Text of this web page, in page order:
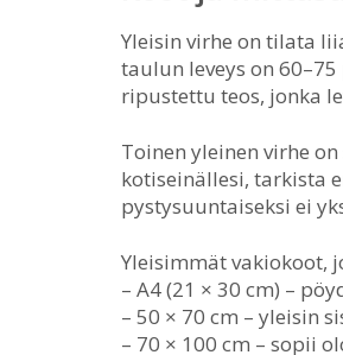
Yleisin virhe on tilata
taulun leveys on
ripustettu teos, jonka
Toinen yleinen virhe
kotiseinällesi, tarkista
pystysuuntaiseksi ei
Yleisimmät vakiokoot,
– A4 (21 × 30 cm) –
– 50 × 70 cm – yleisin
– 70 × 100 cm – sopii